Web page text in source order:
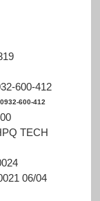
600-412
600-412
TECH
06/04